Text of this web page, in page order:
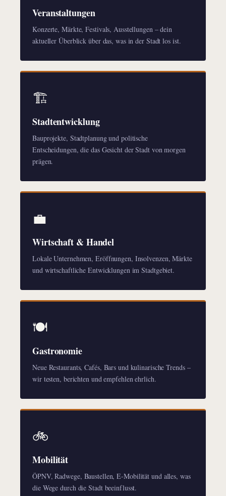
Veranstaltungen
Konzerte, Märkte, Festivals, Ausstellungen – dein
aktueller Überblick über das, was in der Stadt los ist.
🏗️
Stadtentwicklung
Bauprojekte, Stadtplanung und politische
Entscheidungen, die das Gesicht der Stadt von morgen
prägen.
💼
Wirtschaft & Handel
Lokale Unternehmen, Eröffnungen, Insolvenzen, Märkte
und wirtschaftliche Entwicklungen im Stadtgebiet.
🍽️
Gastronomie
Neue Restaurants, Cafés, Bars und kulinarische Trends –
wir testen, berichten und empfehlen ehrlich.
🚲
Mobilität
ÖPNV, Radwege, Baustellen, E-Mobilität und alles, was
die Wege durch die Stadt beeinflusst.